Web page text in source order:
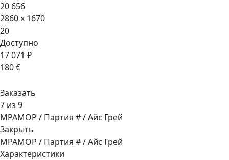
20 656
2860 x 1670
20
Доступно
17 071 ₽
180 €
Заказать
7 из 9
МРАМОР / Партия # / Айс Грей
Закрыть
МРАМОР / Партия # / Айс Грей
Характеристики